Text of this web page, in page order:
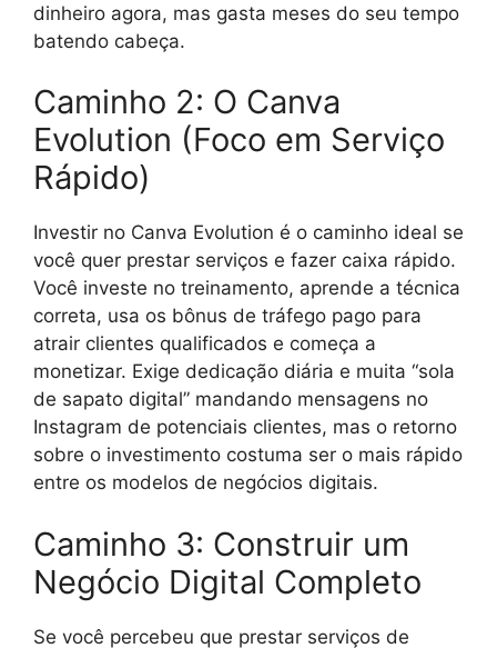
dinheiro agora, mas gasta meses do seu tempo
batendo cabeça.
Caminho 2: O Canva
Evolution (Foco em Serviço
Rápido)
Investir no Canva Evolution é o caminho ideal se
você quer prestar serviços e fazer caixa rápido.
Você investe no treinamento, aprende a técnica
correta, usa os bônus de tráfego pago para
atrair clientes qualificados e começa a
monetizar. Exige dedicação diária e muita “sola
de sapato digital” mandando mensagens no
Instagram de potenciais clientes, mas o retorno
sobre o investimento costuma ser o mais rápido
entre os modelos de negócios digitais.
Caminho 3: Construir um
Negócio Digital Completo
Se você percebeu que prestar serviços de